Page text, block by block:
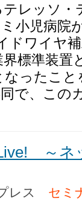
レッソ・
小児病院
ドワイヤ
標準装置
ったこ
で、この
～ネ
レス セミ